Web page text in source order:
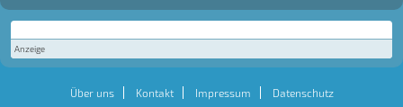
Anzeige
Über uns Kontakt Impressum Datenschutz